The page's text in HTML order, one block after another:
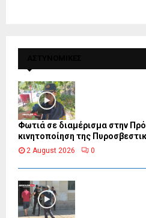
Φωτιά σε διαμέρισμα στην
κινητοποίηση της
2 August 2026 0